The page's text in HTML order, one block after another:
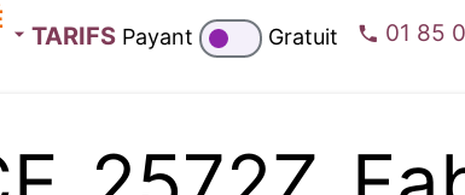
TARIFS Payant Gratuit 01 85